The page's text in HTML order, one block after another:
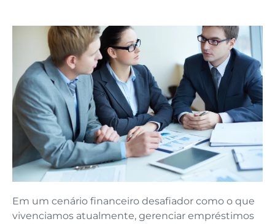
Em um cenário financeiro desafiador como o que
vivenciamos atualmente, gerenciar empréstimos